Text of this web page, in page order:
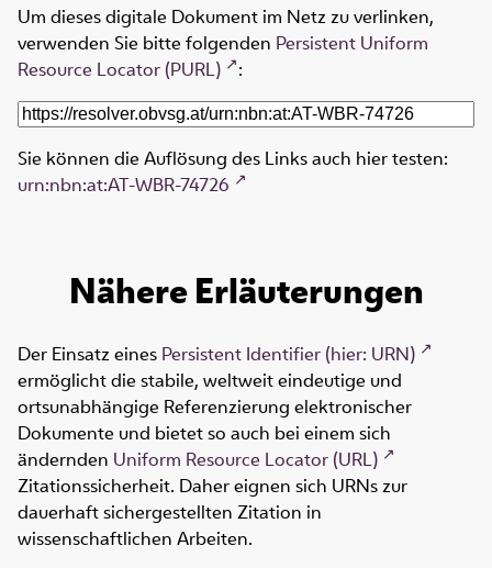
Um dieses digitale Dokument im Netz zu verlinken,
verwenden Sie bitte folgenden Persistent Uniform
Resource Locator (PURL)
:
Sie können die Auflösung des Links auch hier testen:
urn:nbn:at:AT-WBR-74726
Nähere Erläuterungen
Der Einsatz eines Persistent Identifier (hier: URN)
ermöglicht die stabile, weltweit eindeutige und
ortsunabhängige Referenzierung elektronischer
Dokumente und bietet so auch bei einem sich
ändernden Uniform Resource Locator (URL)
Zitationssicherheit. Daher eignen sich URNs zur
dauerhaft sichergestellten Zitation in
wissenschaftlichen Arbeiten.